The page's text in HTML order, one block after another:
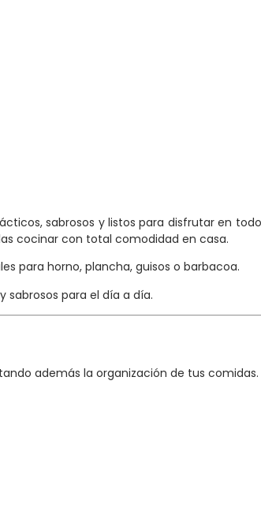
sabrosos y listos para disfrutar en
cocinar con total comodidad en casa.
para horno, plancha, guisos o barbacoa.
para el día a día.
además la organización de tus comidas.